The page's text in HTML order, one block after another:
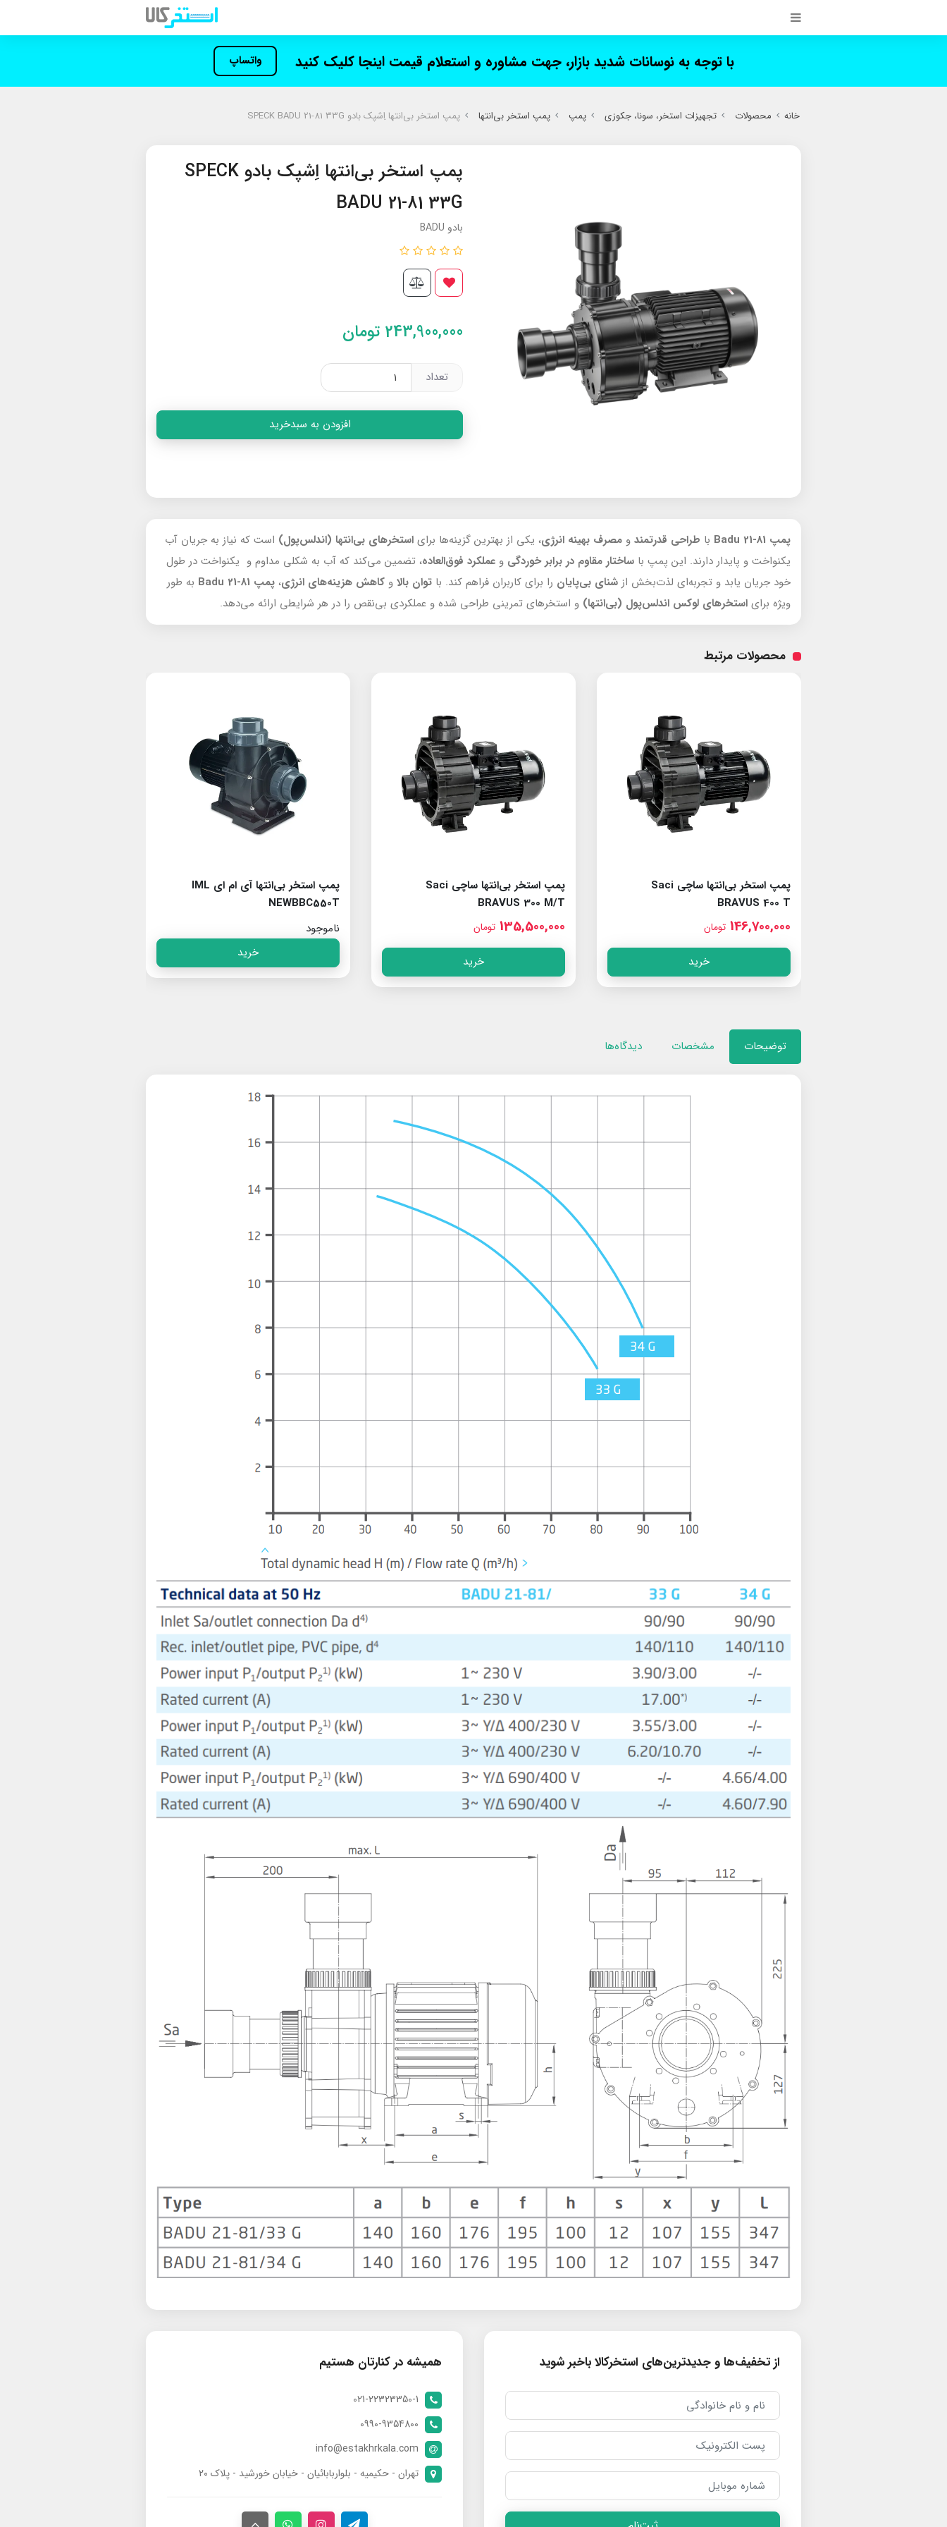
با توجه به نوسانات شدید بازار، جهت مشاوره و استعلام قیمت اینجا کلیک کنید واتساپ
خانه محصولات تجهیزات استخر، سونا، جکوزی پمپ پمپ استخر بی‌انتها پمپ استخر بی‌انتها اِشپک بادو SPECK BADU 21-81 33G
پمپ استخر بی‌انتها اِشپک بادو SPECK
BADU 21-81 33G
بادو BADU
243,900,000 تومان
تعداد
افزودن به سبدخرید
پمپ Badu 21-81 با طراحی قدرتمند و مصرف بهینه انرژی، یکی از بهترین گزینه‌ها برای استخرهای بی‌انتها (اندلس‌پول) است که نیاز به جریان آب
یکنواخت و پایدار دارند. این پمپ با ساختار مقاوم در برابر خوردگی و عملکرد فوق‌العاده، تضمین می‌کند که آب به شکلی مداوم و یکنواخت در طول
خود جریان یابد و تجربه‌ای لذت‌بخش از شنای بی‌پایان را برای کاربران فراهم کند. با توان بالا و کاهش هزینه‌های انرژی، پمپ Badu 21-81
به طور
ویژه برای استخرهای لوکس اندلس‌پول (بی‌انتها) و استخرهای تمرینی طراحی شده و عملکردی بی‌نقص را در هر شرایطی ارائه می‌دهد.
محصولات مرتبط
پمپ استخر بی‌انتها ساچی Saci
BRAVUS 400 T
146,700,000 تومان
خرید
پمپ استخر بی‌انتها ساچی Saci
BRAVUS 300 M/T
135,500,000 تومان
خرید
پمپ استخر بی‌انتها آی ام ای IML
NEWBBC550T
ناموجود
خرید
توضیحات مشخصات دیدگاه‌ها
از تخفیف‌ها و جدیدترین‌های استخرکالا باخبر شوید همیشه در کنارتان هستیم
021-22323350-1
0990-9354800
info@estakhrkala.com
تهران - حکیمیه - بلواربابائیان - خیابان خورشید - پلاک ۲۰